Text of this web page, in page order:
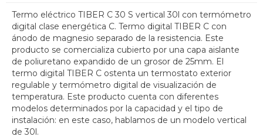
Termo eléctrico TIBER C 30 S vertical 30l con termómetro
digital clase energética C. Termo digital TIBER C con
ánodo de magnesio separado de la resistencia. Este
producto se comercializa cubierto por una capa aislante
de poliuretano expandido de un grosor de 25mm. El
termo digital TIBER C ostenta un termostato exterior
regulable y termómetro digital de visualización de
temperatura. Este producto cuenta con diferentes
modelos determinados por la capacidad y el tipo de
instalación: en este caso, hablamos de un modelo vertical
de 30l.